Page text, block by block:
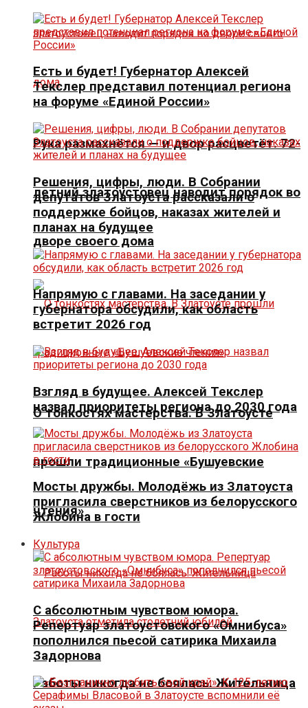
Рука размахнётся — и двор расцветёт. 72-
летний златоустовец наводит порядок во
дворе своего дома
О тонкостях мастерства. В Златоусте
прошли традиционные «Бушуевские
чтения»
Работы никогда не боялась. Жительница
Есть и будет! Губернатор Алексей
Текслер представил потенциал региона
на форуме «Единой России»
Решения, цифры, люди. В Собрании
депутатов Златоуста рассказали о
поддержке бойцов, наказах жителей и
планах на будущее
Напрямую с главами. На заседании у
губернатора обсудили, как область
встретит 2026 год
Взгляд в будущее. Алексей Текслер
назвал приоритеты региона до 2030 года
Мосты дружбы. Молодёжь из Златоуста
пригласила сверстников из белорусского
Жлобина в гости
Культура
С абсолютным чувством юмора.
Репертуар златоустовского «Омнибуса»
пополнился пьесой сатирика Михаила
Задорнова